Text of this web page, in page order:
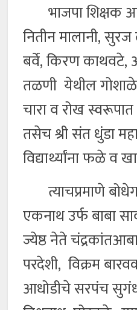
भाजपा शिक्षक
नितीन मालानी, सुरज
बर्वे, किरण काथवटे,
तळणी येथील
चारा व रोख
तसेच श्री संत धुंडा
विद्यार्थ्यांना फळे
त्याचप्रमाणे
एकनाथ उर्फ बाबा
ज्येष्ठ नेते
परदेशी, विक्रम
आधोडीचे सरपंच